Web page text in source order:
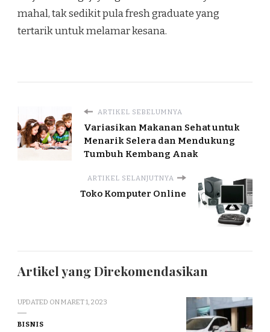
mahal, tak sedikit pula fresh graduate yang
tertarik untuk melamar kesana.
ARTIKEL SEBELUMNYA
Variasikan Makanan Sehat untuk
Menarik Selera dan Mendukung
Tumbuh Kembang Anak
ARTIKEL SELANJUTNYA
Toko Komputer Online
Artikel yang Direkomendasikan
UPDATED ONMARET 1, 2023
BISNIS